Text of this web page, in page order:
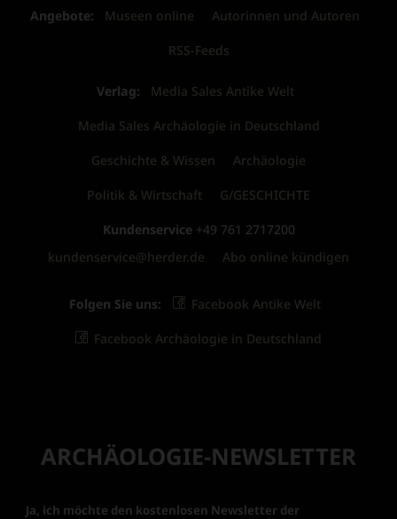
Angebote: Museen online Autorinnen und Autoren
RSS-Feeds
Verlag: Media Sales Antike Welt
Media Sales Archäologie in Deutschland
Geschichte & Wissen Archäologie
Politik & Wirtschaft G/GESCHICHTE
Kundenservice +49 761 2717200
kundenservice@herder.de
Abo online kündigen
Folgen Sie uns: Facebook Antike Welt
Facebook Archäologie in Deutschland
ARCHÄOLOGIE-NEWSLETTER
Ja, ich möchte den kostenlosen Newsletter der